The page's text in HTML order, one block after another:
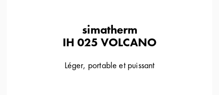
simatherm
IH 025 VOLCANO
Léger, portable et puissant